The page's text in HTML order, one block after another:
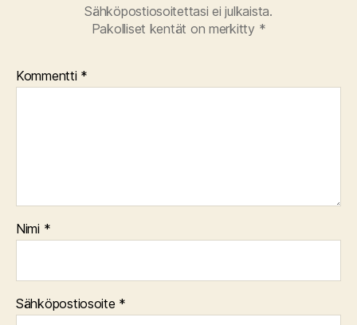
Sähköpostiosoitettasi ei julkaista.
Pakolliset kentät on merkitty *
Kommentti *
Nimi *
Sähköpostiosoite *